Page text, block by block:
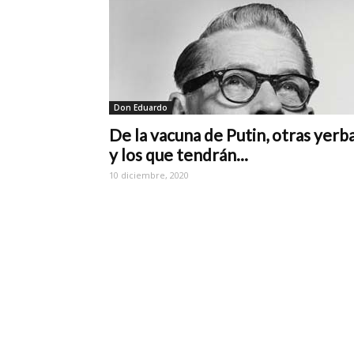
Don Eduardo
De la vacuna de Putin, otras
y los que tendrán...
10 diciembre, 2020